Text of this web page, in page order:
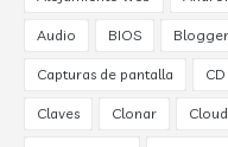
Audio BIOS Blogger
Capturas de pantalla
Claves Clonar Cloud